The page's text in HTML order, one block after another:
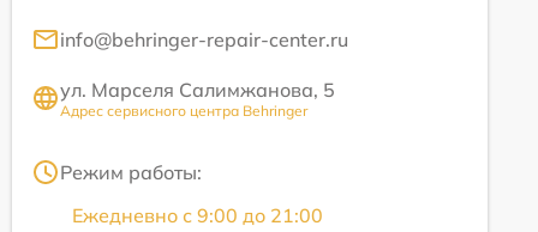
info@behringer-repair-center.ru
ул. Марселя Салимжанова, 5
Адрес сервисного центра Behringer
Режим работы:
Ежедневно с 9:00 до 21:00